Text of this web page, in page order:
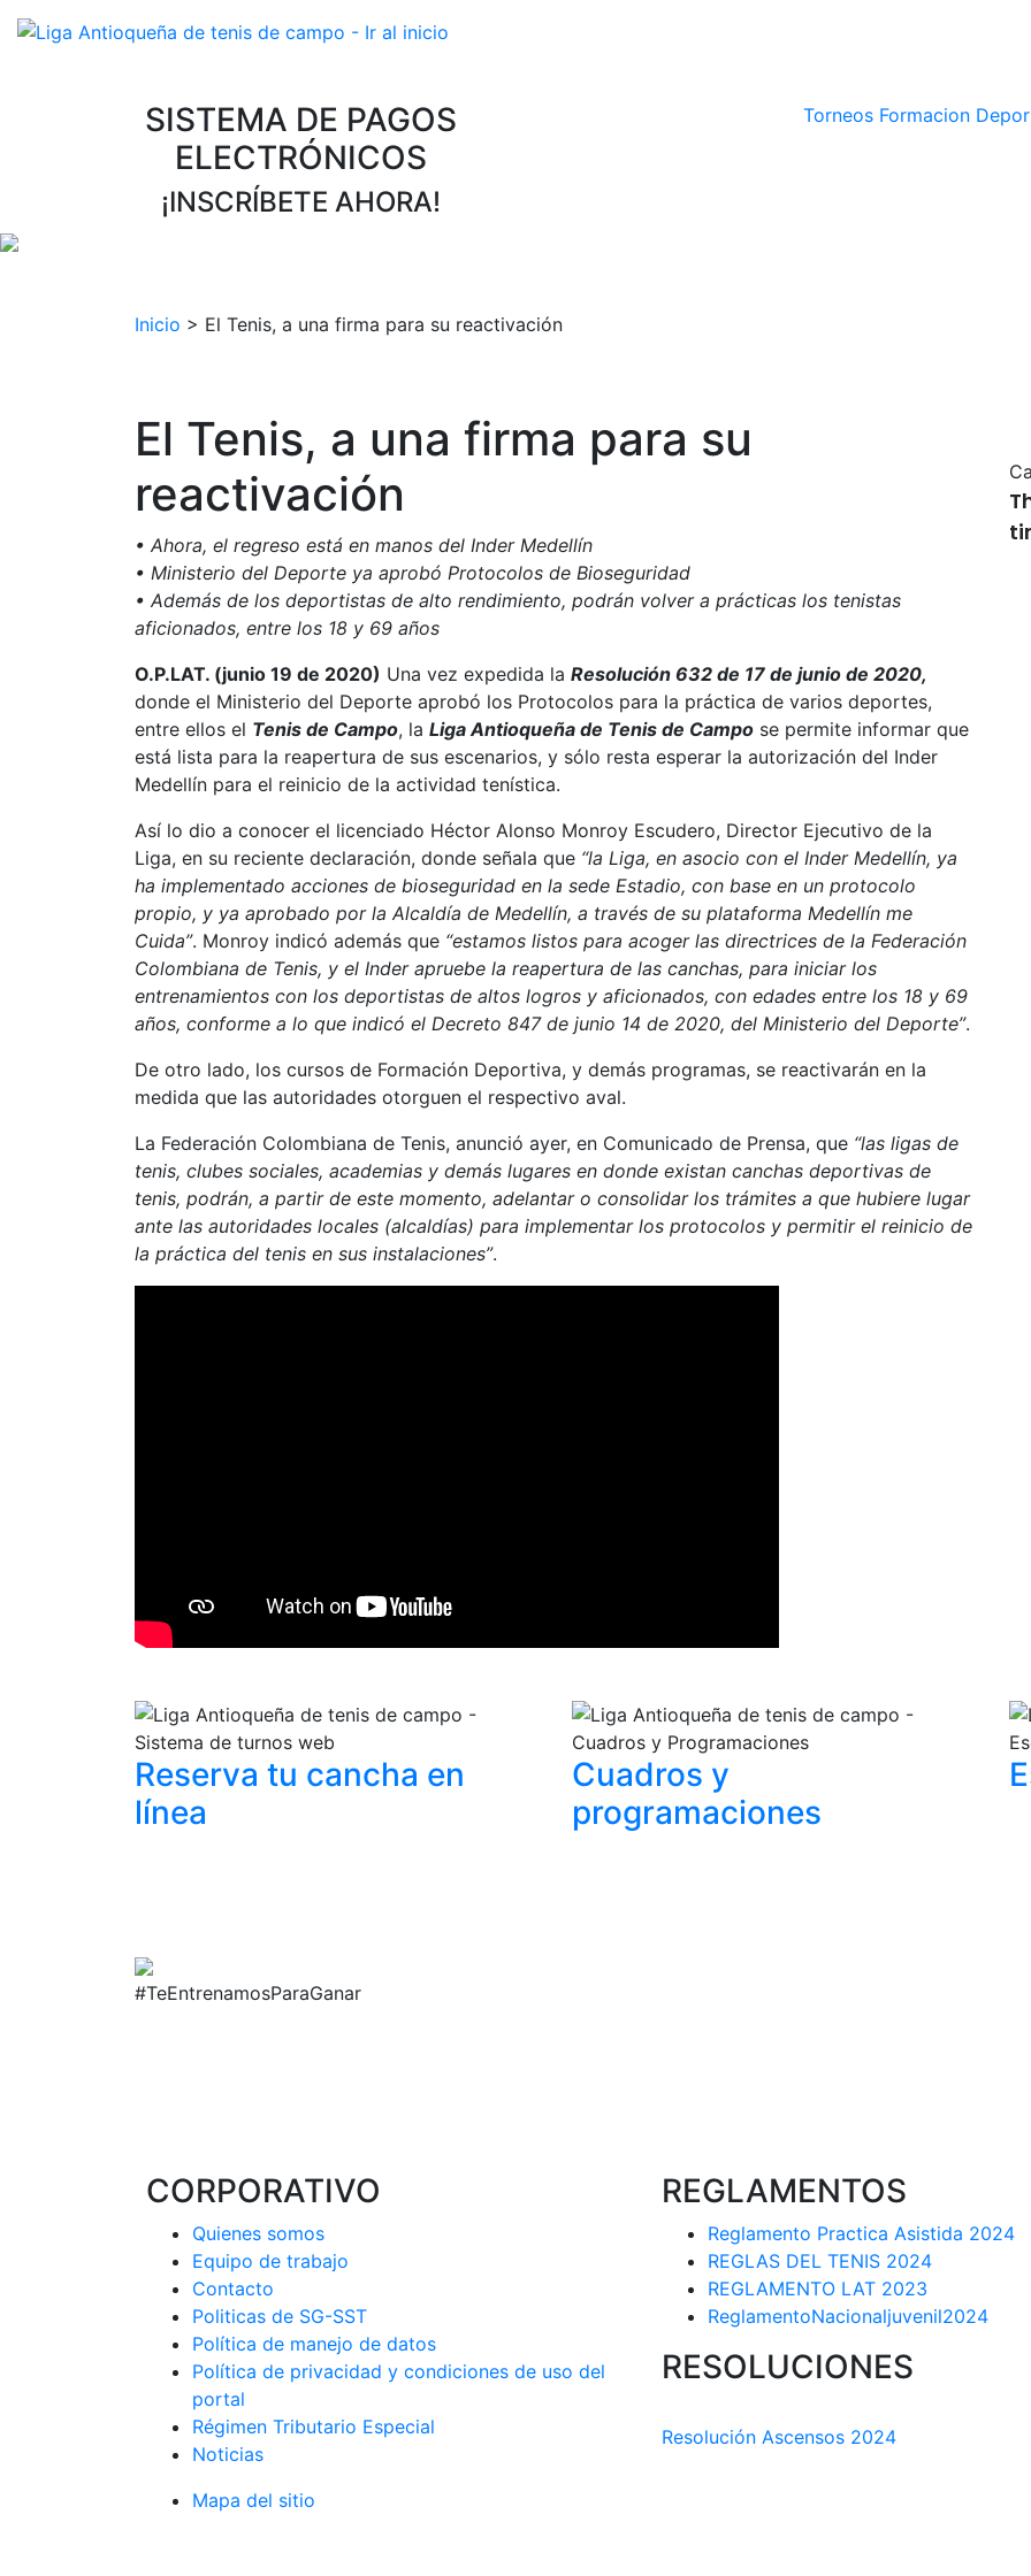
SISTEMA DE PAGOS
ELECTRÓNICOS
¡INSCRÍBETE AHORA!
Torneos Formacion
Inicio > El Tenis, a una firma para su reactivación
El Tenis, a una firma para su
reactivación
• Ahora, el regreso está en manos del Inder Medellín
• Ministerio del Deporte ya aprobó Protocolos de Bioseguridad
• Además de los deportistas de alto rendimiento, podrán volver a prácticas los tenistas
aficionados, entre los 18 y 69 años
O.P.LAT. (junio 19 de 2020) Una vez expedida la Resolución 632 de 17 de junio de 2020,
donde el Ministerio del Deporte aprobó los Protocolos para la práctica de varios deportes,
entre ellos el Tenis de Campo, la Liga Antioqueña de Tenis de Campo se permite informar que
está lista para la reapertura de sus escenarios, y sólo resta esperar la autorización del Inder
Medellín para el reinicio de la actividad tenística.
Así lo dio a conocer el licenciado Héctor Alonso Monroy Escudero, Director Ejecutivo de la
Liga, en su reciente declaración, donde señala que “la Liga, en asocio con el Inder Medellín, ya
ha implementado acciones de bioseguridad en la sede Estadio, con base en un protocolo
propio, y ya aprobado por la Alcaldía de Medellín, a través de su plataforma Medellín me
Cuida”. Monroy indicó además que “estamos listos para acoger las directrices de la Federación
Colombiana de Tenis, y el Inder apruebe la reapertura de las canchas, para iniciar los
entrenamientos con los deportistas de altos logros y aficionados, con edades entre los 18 y 69
años, conforme a lo que indicó el Decreto 847 de junio 14 de 2020, del Ministerio del Deporte”.
De otro lado, los cursos de Formación Deportiva, y demás programas, se reactivarán en la
medida que las autoridades otorguen el respectivo aval.
La Federación Colombiana de Tenis, anunció ayer, en Comunicado de Prensa, que “las ligas de
tenis, clubes sociales, academias y demás lugares en donde existan canchas deportivas de
tenis, podrán, a partir de este momento, adelantar o consolidar los trámites a que hubiere lugar
ante las autoridades locales (alcaldías) para implementar los protocolos y permitir el reinicio de
la práctica del tenis en sus instalaciones”.
Reserva tu cancha en
línea
Cuadros y
programaciones
#TeEntrenamosParaGanar
CORPORATIVO
Quienes somos
Equipo de trabajo
Contacto
Politicas de SG-SST
Política de manejo de datos
Política de privacidad y condiciones de uso del
portal
Régimen Tributario Especial
Noticias
Mapa del sitio
REGLAMENTOS
Reglamento Practica Asistida 2024
REGLAS DEL TENIS 2024
REGLAMENTO LAT 2023
ReglamentoNacionaljuvenil2024
RESOLUCIONES
Resolución Ascensos 2024